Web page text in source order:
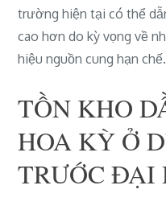
trường hiện tại có thể
cao hơn do kỳ vọng về
hiệu nguồn cung hạn chế.
TỒN KHO
HOA KỲ Ở
TRƯỚC ĐẠI